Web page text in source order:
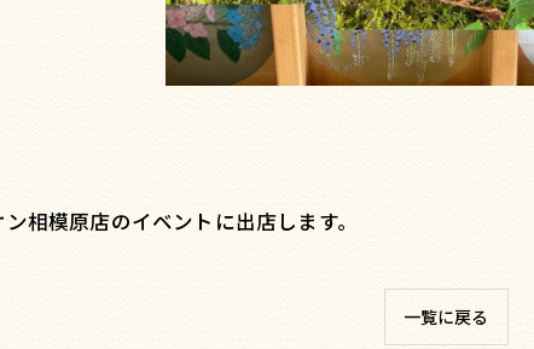
相模原店のイベントに出店します。
一覧に戻る